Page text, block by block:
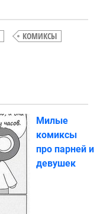
КОМИКСЫ
Милые
комиксы
про парней и
девушек